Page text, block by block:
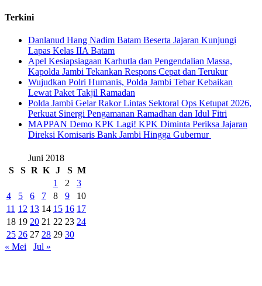
Terkini
Danlanud Hang Nadim Batam Beserta Jajaran Kunjungi
Lapas Kelas IIA Batam
Apel Kesiapsiagaan Karhutla dan Pengendalian Massa,
Kapolda Jambi Tekankan Respons Cepat dan Terukur
Wujudkan Polri Humanis, Polda Jambi Tebar Kebaikan
Lewat Paket Takjil Ramadan
Polda Jambi Gelar Rakor Lintas Sektoral Ops Ketupat 2026,
Perkuat Sinergi Pengamanan Ramadhan dan Idul Fitri
‎MAPPAN Demo KPK Lagi! KPK Diminta Periksa Jajaran
Direksi Komisaris Bank Jambi Hingga Gubernur ‎
Juni 2018
S
S R K J S M
1
2
3
4
5 6 7 8 9
10
11 12 13 14 15 16 17
18 19 20 21 22 23 24
25 26 27 28 29 30
« Mei
Jul »